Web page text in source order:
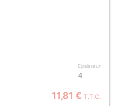
Epaisseur
4
11,81 € T.T.C.